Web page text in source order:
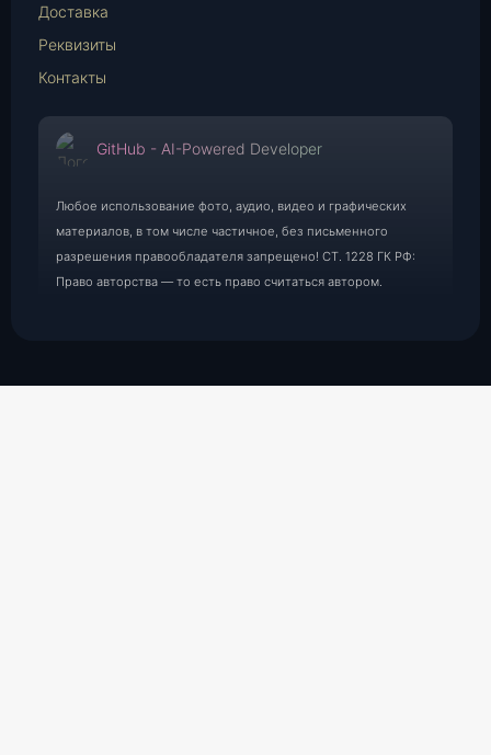
Доставка
Реквизиты
Контакты
GitHub - AI-Powered Developer
Любое использование фото, аудио, видео и графических
материалов, в том числе частичное, без письменного
разрешения правообладателя запрещено! СТ. 1228 ГК РФ:
Право авторства — то есть право считаться автором.